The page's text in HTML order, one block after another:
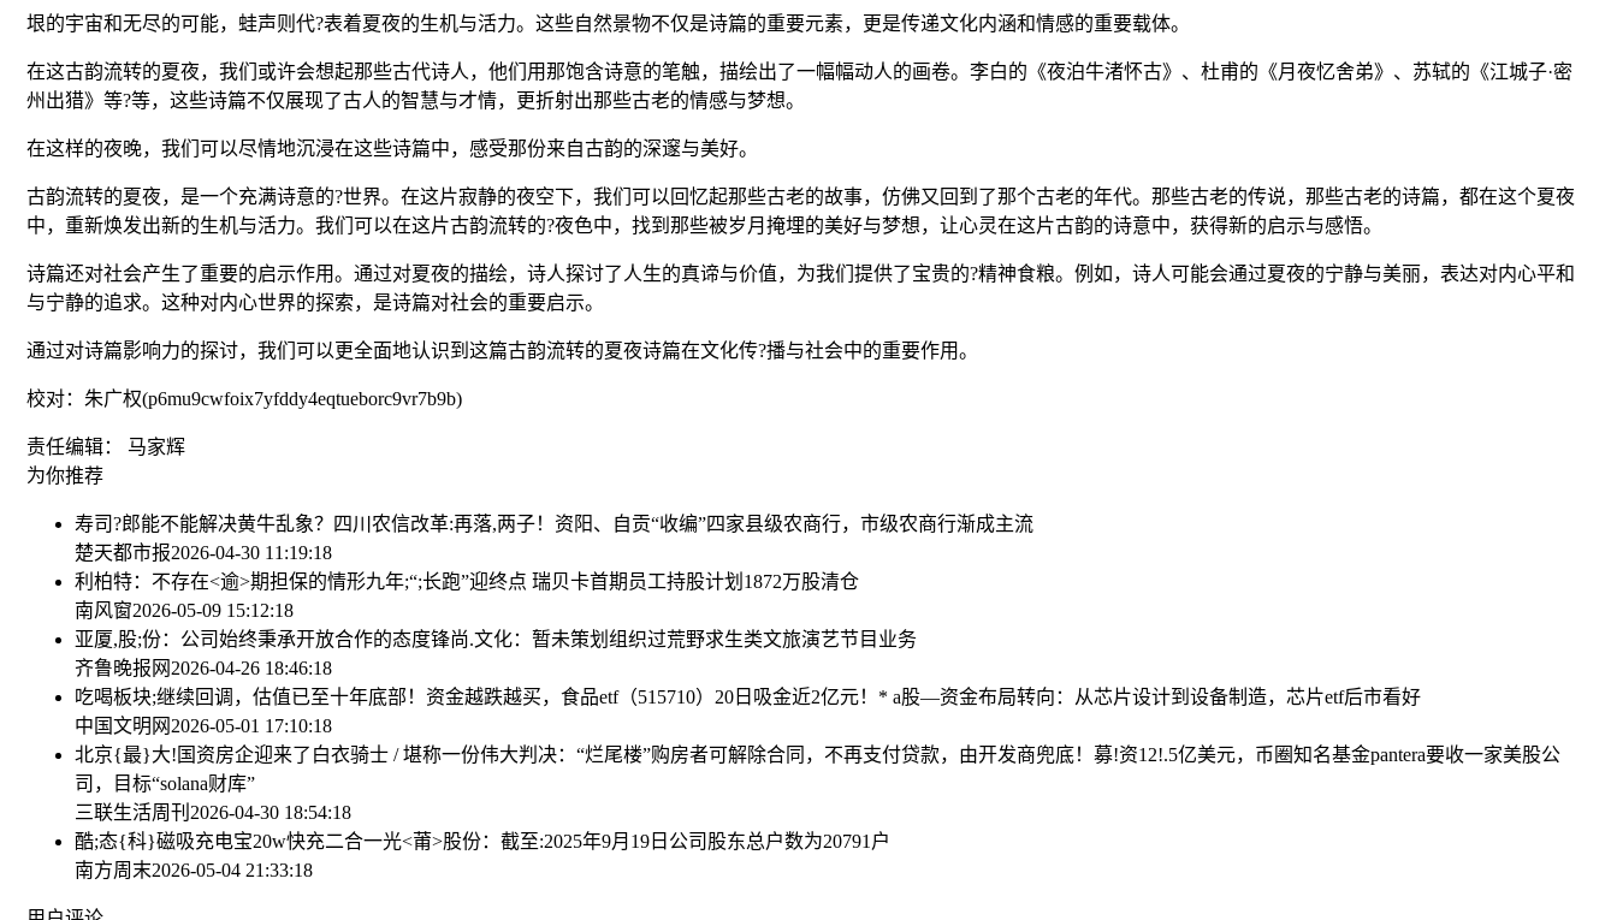
垠的宇宙和无尽的可能，蛙声则代?表着夏夜的生机与活力。这些自然景物不仅是诗篇的重要元素，更是传递文化内涵和情感的重要载体。
在这古韵流转的夏夜，我们或许会想起那些古代诗人，他们用那饱含诗意的笔触，描绘出了一幅幅动人的画卷。李白的《夜泊牛渚怀古》、杜甫的《月夜忆舍弟》、苏轼的《江城子·密
州出猎》等?等，这些诗篇不仅展现了古人的智慧与才情，更折射出那些古老的情感与梦想。
在这样的夜晚，我们可以尽情地沉浸在这些诗篇中，感受那份来自古韵的深邃与美好。
古韵流转的夏夜，是一个充满诗意的?世界。在这片寂静的夜空下，我们可以回忆起那些古老的故事，仿佛又回到了那个古老的年代。那些古老的传说，那些古老的诗篇，都在这个夏夜
中，重新焕发出新的生机与活力。我们可以在这片古韵流转的?夜色中，找到那些被岁月掩埋的美好与梦想，让心灵在这片古韵的诗意中，获得新的启示与感悟。
诗篇还对社会产生了重要的启示作用。通过对夏夜的描绘，诗人探讨了人生的真谛与价值，为我们提供了宝贵的?精神食粮。例如，诗人可能会通过夏夜的宁静与美丽，表达对内心平和
与宁静的追求。这种对内心世界的探索，是诗篇对社会的重要启示。
通过对诗篇影响力的探讨，我们可以更全面地认识到这篇古韵流转的夏夜诗篇在文化传?播与社会中的重要作用。
校对：朱广权(p6mu9cwfoix7yfddy4eqtueborc9vr7b9b)
责任编辑： 马家辉
为你推荐
寿司?郎能不能解决黄牛乱象？ 四川农信改革:再落,两子！资阳、自贡“收编”四家县级农商行，市级农商行渐成主流
楚天都市报2026-04-30 11:19:18
利柏特：不存在<逾>期担保的情形九年;“;长跑”迎终点 瑞贝卡首期员工持股计划1872万股清仓
南风窗2026-05-09 15:12:18
亚厦,股;份：公司始终秉承开放合作的态度锋尚.文化：暂未策划组织过荒野求生类文旅演艺节目业务
齐鲁晚报网 2026-04-26 18:46:18
吃喝板块;继续回调，估值已至十年底部！资金越跌越买，食品etf（515710）20日吸金近2亿元！ * a股—资金布局转向：从芯片设计到设备制造，芯片etf后市看好
中国文明网 2026-05-01 17:10:18
北京{最}大!国资房企迎来了白衣骑士 / 堪称一份伟大判决：“烂尾楼”购房者可解除合同，不再支付贷款，由开发商兜底！ 募!资12!.5亿美元，币圈知名基金pantera要收一家美股公
司，目标“solana财库”
三联生活周刊 2026-04-30 18:54:18
酷;态{科}磁吸充电宝20w快充二合一光<莆>股份：截至:2025年9月19日公司股东总户数为20791户
南方周末2026-05-04 21:33:18